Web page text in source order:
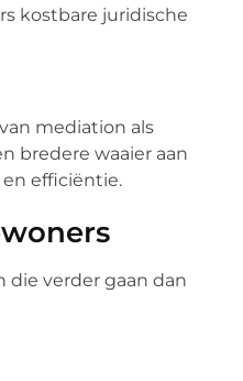
kostbare juridische
mediation als
bredere waaier aan
efficiëntie.
die verder gaan dan